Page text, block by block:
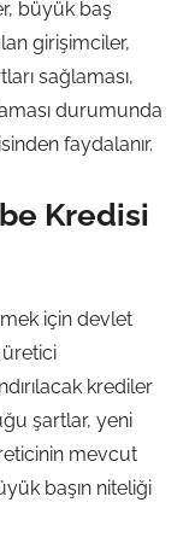
büyük baş
girişimciler,
sağlaması,
durumunda
faydalanır.
Kredisi
için devlet
krediler
şartlar, yeni
mevcut
başın niteliği